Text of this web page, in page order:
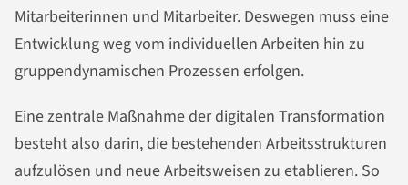
Mitarbeiterinnen und Mitarbeiter. Deswegen muss eine
Entwicklung weg vom individuellen Arbeiten hin zu
gruppendynamischen Prozessen erfolgen.
Eine zentrale Maßnahme der digitalen Transformation
besteht also darin, die bestehenden Arbeitsstrukturen
aufzulösen und neue Arbeitsweisen zu etablieren. So